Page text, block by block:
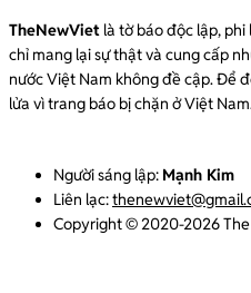
TheNewViet là tờ báo độc lập,
chỉ mang lại sự thật và cung cấp
nước Việt Nam không đề cập. Để
lửa vì trang báo bị chặn ở Việt
Người sáng lập: Mạnh Kim
Liên lạc:
Copyright © 2020-2026